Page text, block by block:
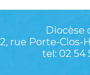
Diocèse
2, rue Porte-Clos-
tel: 02 54